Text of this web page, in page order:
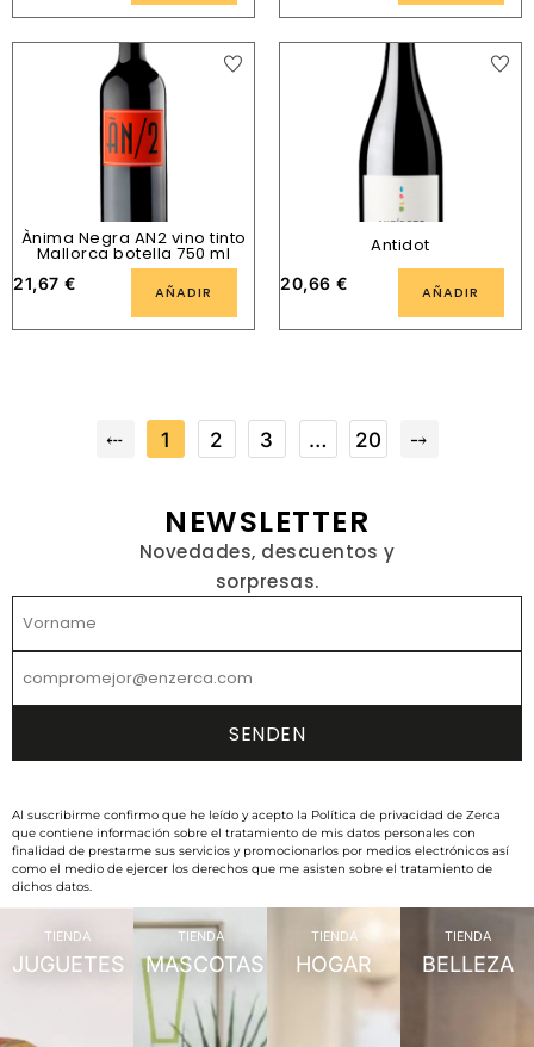
Ànima Negra AN2 vino tinto
Mallorca botella 750 ml
21,67 € AÑADIR
Antidot
20,66 € AÑADIR
⤎ 1 2 3 … 20 ⤍
NEWSLETTER
Novedades, descuentos y
sorpresas.
Al suscribirme confirmo que he leído y acepto la Política de privacidad de Zerca
que contiene información sobre el tratamiento de mis datos personales con
finalidad de prestarme sus servicios y promocionarlos por medios electrónicos así
como el medio de ejercer los derechos que me asisten sobre el tratamiento de
dichos datos.
TIENDA
JUGUETES
TIENDA
MASCOTAS
TIENDA
HOGAR
TIENDA
BELLEZA